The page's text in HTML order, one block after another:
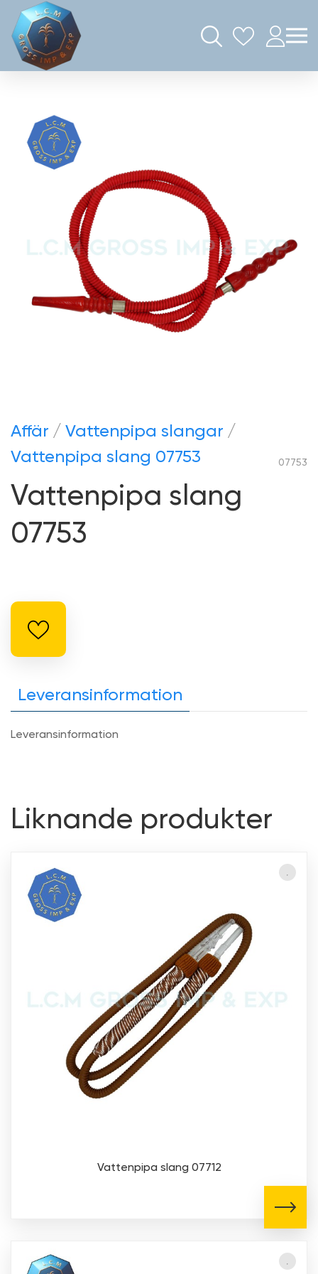
Аffär
Vattenpipa slangar
Vattenpipa slang 07753
07753
Vattenpipa slang
07753
Leveransinformation
Leveransinformation
Liknande produkter
Vattenpipa slang 07712